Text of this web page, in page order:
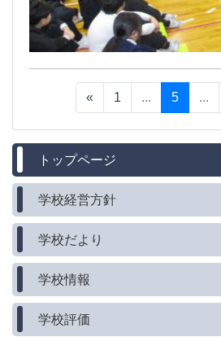
トップページ
学校経営方針
学校だより
学校情報
学校評価
« 1 ... 5 ...